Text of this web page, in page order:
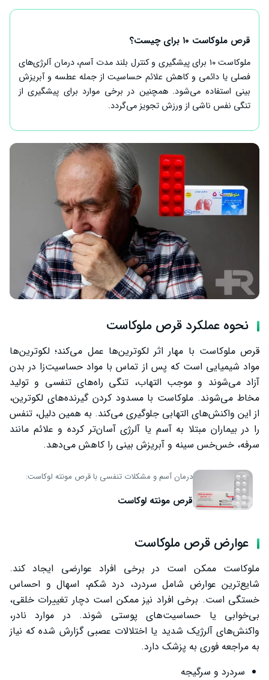
قرص ملوکاست ۱۰ برای چیست؟
ملوکاست ۱۰ برای پیشگیری و کنترل بلند مدت آسم، درمان آلرژی‌های
فصلی یا دائمی و کاهش علائم حساسیت از جمله عطسه و آبریزش
بینی استفاده می‌شود. همچنین در برخی موارد برای پیشگیری از
تنگی نفس ناشی از ورزش تجویز می‌گردد.
نحوه عملکرد قرص ملوکاست
قرص ملوکاست با مهار اثر لکوترین‌ها عمل می‌کند؛ لکوترین‌ها
مواد شیمیایی است که پس از تماس با مواد حساسیت‌زا در بدن
آزاد می‌شوند و موجب التهاب، تنگی راه‌های تنفسی و تولید
مخاط می‌شوند. ملوکاست با مسدود کردن گیرنده‌های لکوترین،
از این واکنش‌های التهابی جلوگیری می‌کند. به همین دلیل، تنفس
را در بیماران مبتلا به آسم یا آلرژی آسان‌تر کرده و علائم مانند
سرفه، خس‌خس سینه و آبریزش بینی را کاهش می‌دهد.
درمان آسم و مشکلات تنفسی با قرص مونته لوکاست:
قرص مونته لوکاست
عوارض قرص ملوکاست
ملوکاست ممکن است در برخی افراد عوارضی ایجاد کند.
شایع‌ترین عوارض شامل سردرد، درد شکم، اسهال و احساس
خستگی است. برخی افراد نیز ممکن است دچار تغییرات خلقی،
بی‌خوابی یا حساسیت‌های پوستی شوند. در موارد نادر،
واکنش‌های آلرژیک شدید یا اختلالات عصبی گزارش شده که نیاز
به مراجعه فوری به پزشک دارد.
سردرد و سرگیجه